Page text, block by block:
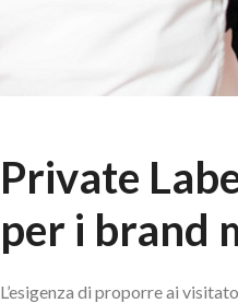
Private
per i brand
L’esigenza di proporre ai